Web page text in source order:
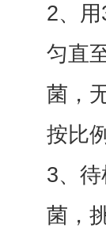
2、
匀直
菌，
按比
3、
菌，